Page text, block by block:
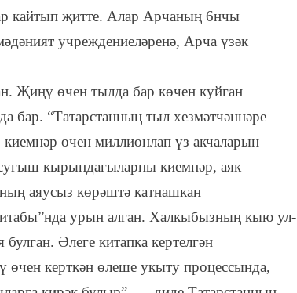
кайтып җитте. Алар Арчаның 6нчы
учреждениеләренә, Арча үзәк
Җиңү өчен тылда бар көчен куйган
бар. “Татарстанның тыл хезмәтчәннәре
өчен миллионлап үз акчаларын
сугыш кырындагыларны киемнәр, аяк
аяусыз көрәштә катнашкан
урын алган. Халкыбызның кыю ул-
Әлеге китапка кертелгән
керткән өлеше укыту процессында,